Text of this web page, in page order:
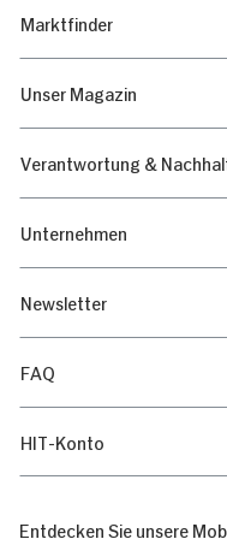
Marktfinder
Unser Magazin
Verantwortung &
Unternehmen
Newsletter
FAQ
HIT-Konto
Entdecken Sie unsere